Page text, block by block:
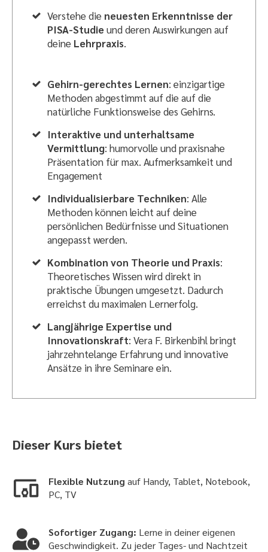
Verstehe die neuesten Erkenntnisse der
PISA-Studieund deren Auswirkungen auf
deine Lehrpraxis.
Gehirn-gerechtes Lernen: einzigartige
Methoden abgestimmt auf die auf die
natürliche Funktionsweise des Gehirns.
Interaktive und unterhaltsame
Vermittlung: humorvolle und praxisnahe
Präsentation für max. Aufmerksamkeit und
Engagement
Individualisierbare Techniken: Alle
Methoden können leicht auf deine
persönlichen Bedürfnisse und Situationen
angepasst werden.
Kombination von Theorie und Praxis:
Theoretisches Wissen wird direkt in
praktische Übungen umgesetzt. Dadurch
erreichst du maximalen Lernerfolg.
Langjährige Expertise und
Innovationskraft: Vera F. Birkenbihl bringt
jahrzehntelange Erfahrung und innovative
Ansätze in ihre Seminare ein.
Dieser Kurs bietet
Flexible Nutzung auf Handy, Tablet, Notebook,
PC, TV
Sofortiger Zugang: Lerne in deiner eigenen
Geschwindigkeit. Zu jeder Tages- und Nachtzeit